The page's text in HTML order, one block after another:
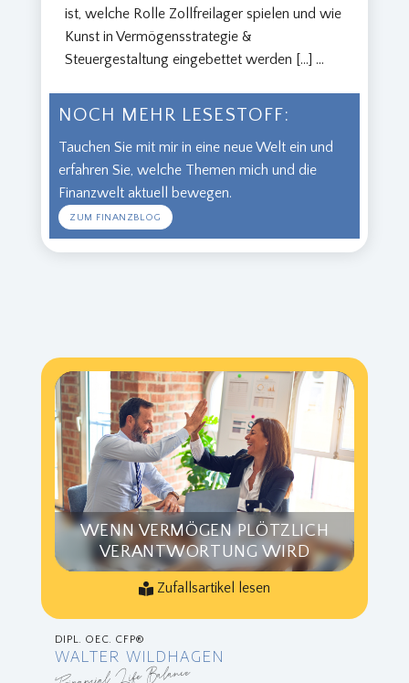
ist, welche Rolle Zollfreilager spielen und wie
Kunst in Vermögensstrategie &
Steuergestaltung eingebettet werden […] ...
NOCH MEHR LESESTOFF:
Tauchen Sie mit mir in eine neue Welt ein und
erfahren Sie, welche Themen mich und die
Finanzwelt aktuell bewegen.
ZUM FINANZBLOG
WENN VERMÖGEN PLÖTZLICH
VERANTWORTUNG WIRD
Zufallsartikel lesen
DIPL. OEC. CFP®
WALTER WILDHAGEN